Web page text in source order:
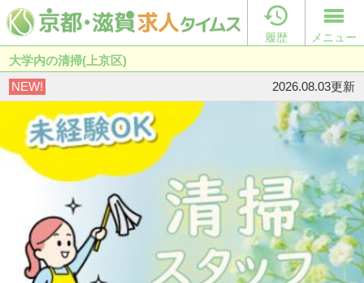

履歴 メニュー
大学内の清掃(上京区)
NEW!
2026.08.03更新